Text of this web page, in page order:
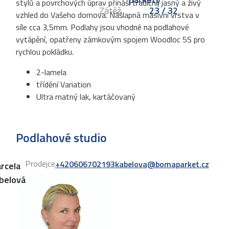
Zátěž 23 / 32
stylů a povrchových úprav přináší tradiční, jasný a živý
vzhled do Vašeho domova. Nášlapná masivní vrstva v
síle cca 3,5mm. Podlahy jsou vhodné na podlahové
vytápění, opatřeny zámkovým spojem Woodloc 5S pro
rychlou pokládku.
2-lamela
třídění Variation
Ultra matný lak, kartáčovaný
Podlahové studio
Prodejce+420606702193kabelova@bomaparket.cz